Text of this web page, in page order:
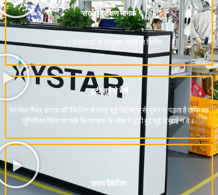
सख्त निरीक्षण मानक
AQL2.5 मानकों के अनुसार सख्ती से निर्मित.
टूटी सुई से बचें
प्रत्येक तैयार उत्पाद को पैकेजिंग से पहले सुई डिटेक्टर से गुजरना पड़ता है ताकि यह
सुनिश्चित किया जा सके कि ग्राहक के थोक में टूटी हुई सुई दिखाई न दे।.
उत्तम पैकेजिंग